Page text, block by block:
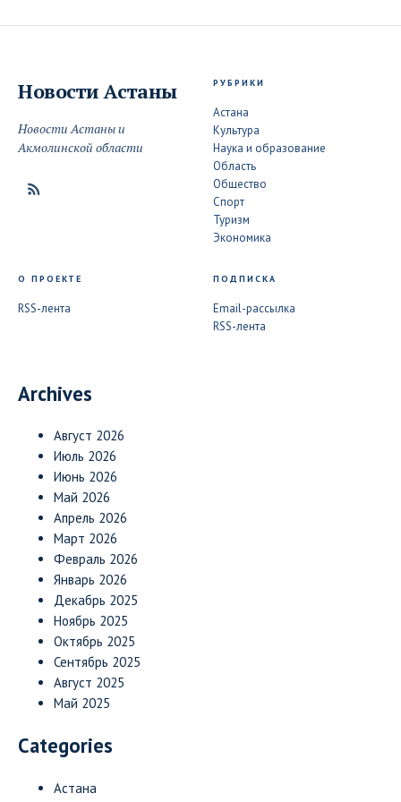
Новости Астаны
Новости Астаны и
Акмолинской области
РУБРИКИ
Астана
Культура
Наука и образование
Область
Общество
Спорт
Туризм
Экономика
О ПРОЕКТЕ
RSS-лента
ПОДПИСКА
Email-рассылка
RSS-лента
Archives
Август 2026
Июль 2026
Июнь 2026
Май 2026
Апрель 2026
Март 2026
Февраль 2026
Январь 2026
Декабрь 2025
Ноябрь 2025
Октябрь 2025
Сентябрь 2025
Август 2025
Май 2025
Categories
Астана